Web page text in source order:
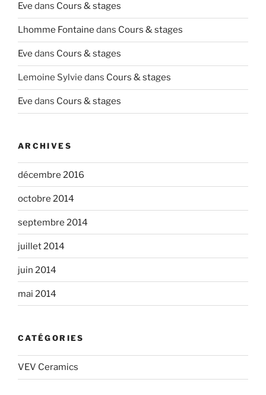
Eve dans Cours & stages
Lhomme Fontaine dans Cours & stages
Eve dans Cours & stages
Lemoine Sylvie dans Cours & stages
Eve dans Cours & stages
ARCHIVES
décembre 2016
octobre 2014
septembre 2014
juillet 2014
juin 2014
mai 2014
CATÉGORIES
VEV Ceramics